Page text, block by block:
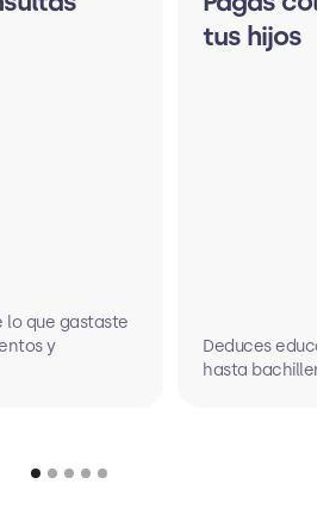
lo que gastaste
y
tus hijos
Deduces
hasta